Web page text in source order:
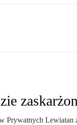
Prywatnych